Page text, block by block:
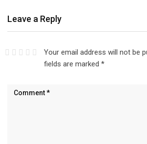
Leave a Reply
Your email address will not be
fields are marked *